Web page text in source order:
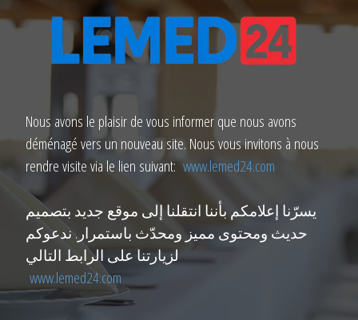
Nous avons le plaisir de vous informer que nous avons
déménagé vers un nouveau site. Nous vous invitons à nous
rendre visite via le lien suivant:www.lemed24.com
يسرّنا إعلامكم بأننا انتقلنا إلى موقع جديد بتصميم
حديث ومحتوى مميز ومحدّث باستمرار. ندعوكم
لزيارتنا على الرابط التالي
www.lemed24.com